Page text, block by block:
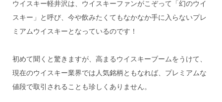
ウイスキー軽井沢は、ウイスキーファンがこぞって「幻のウイ
スキー」と呼び、今や飲みたくてもなかなか手に入らないプレ
ミアムウイスキーとなっているのです！
初めて聞くと驚きますが、高まるウイスキーブームをうけて、
現在のウイスキー業界では人気銘柄ともなれば、プレミアムな
値段で取引されることも珍しくありません。